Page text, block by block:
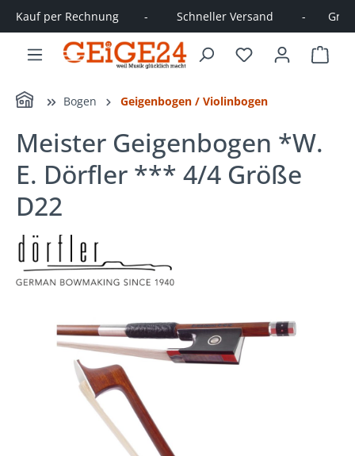
springen
Kauf per Rechnung        -         Schneller Versand         -
Home Bogen Geigenbogen / Violinbogen
Meister Geigenbogen *W.
E. Dörfler *** 4/4 Größe
D22
Bildergalerie überspringen